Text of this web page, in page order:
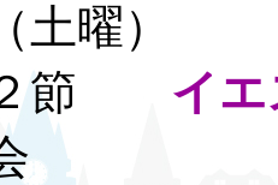
（土曜
２節 イ